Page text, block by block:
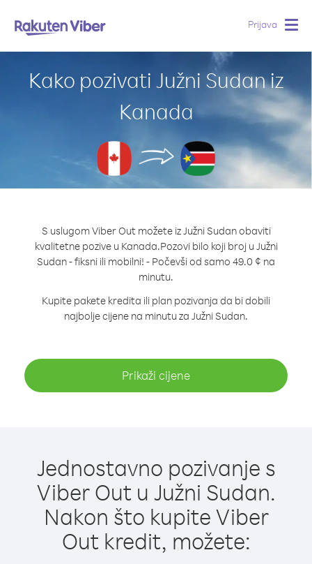
Prijava
Kako pozivati Južni Sudan iz
Kanada
S uslugom Viber Out možete iz Južni Sudan obaviti
kvalitetne pozive u Kanada.Pozovi bilo koji broj u Južni
Sudan - fiksni ili mobilni! - Počevši od samo 49.0 ¢ na
minutu.
Kupite pakete kredita ili plan pozivanja da bi dobili
najbolje cijene na minutu za Južni Sudan.
Prikaži cijene
Jednostavno pozivanje s
Viber Out u Južni Sudan.
Nakon što kupite Viber
Out kredit, možete: